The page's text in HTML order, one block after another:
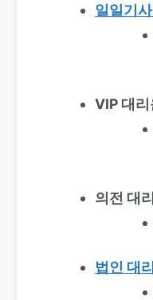
일일기
VIP 대리
의전 대
법인 대